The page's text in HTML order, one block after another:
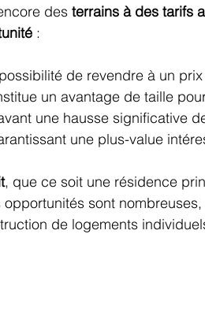
des terrains à des tarifs
:
de revendre à un
un avantage de taille
une hausse significative
une plus-value
, que ce soit une résidence
sont
de logements